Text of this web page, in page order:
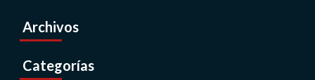
Archivos
Categorías